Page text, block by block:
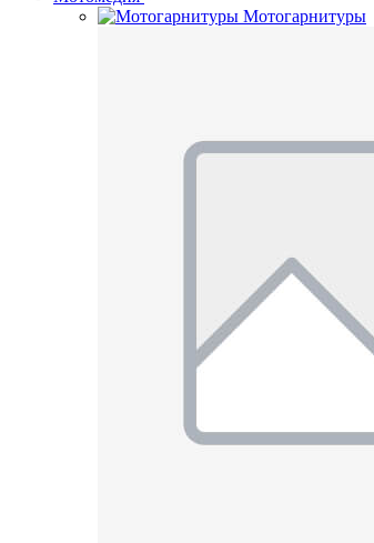
Мотогарнитуры